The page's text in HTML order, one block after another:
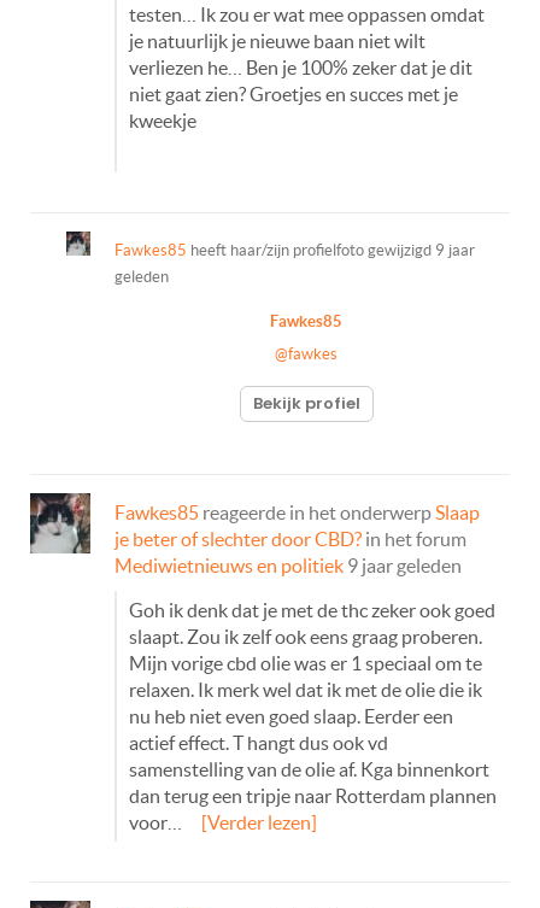
testen… Ik zou er wat mee oppassen omdat
je natuurlijk je nieuwe baan niet wilt
verliezen he… Ben je 100% zeker dat je dit
niet gaat zien? Groetjes en succes met je
kweekje
Fawkes85 heeft haar/zijn profielfoto gewijzigd 9 jaar
geleden
Fawkes85
@fawkes
Bekijk profiel
Fawkes85 reageerde in het onderwerpSlaap
je beter of slechter door CBD? in het forum
Mediwietnieuws en politiek 9 jaar geleden
Goh ik denk dat je met de thc zeker ook goed
slaapt. Zou ik zelf ook eens graag proberen.
Mijn vorige cbd olie was er 1 speciaal om te
relaxen. Ik merk wel dat ik met de olie die ik
nu heb niet even goed slaap. Eerder een
actief effect. T hangt dus ook vd
samenstelling van de olie af. Kga binnenkort
dan terug een tripje naar Rotterdam plannen
voor…
[Verder lezen]